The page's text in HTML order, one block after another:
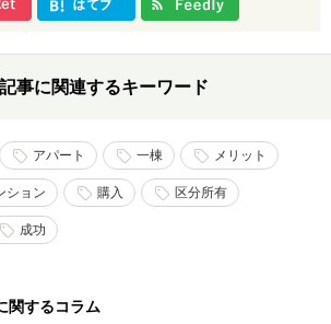
事に関連するキーワード
アパート 一棟 メリット
ション 購入 区分所有
成功
関するコラム